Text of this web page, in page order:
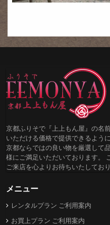
京都ふりそで『上上もん屋』の名
いただける価格で提供できるよう
京都ならではの良い物を厳選して
様にご満足いただいております。
ご来店を心よりお待ちいたしており
メニュー
レンタルプラン ご利用案内
お買上プラン ご利用案内